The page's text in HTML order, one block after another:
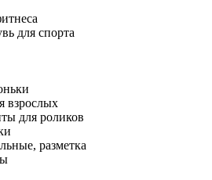
для спорта
взрослых
для роликов
разметка